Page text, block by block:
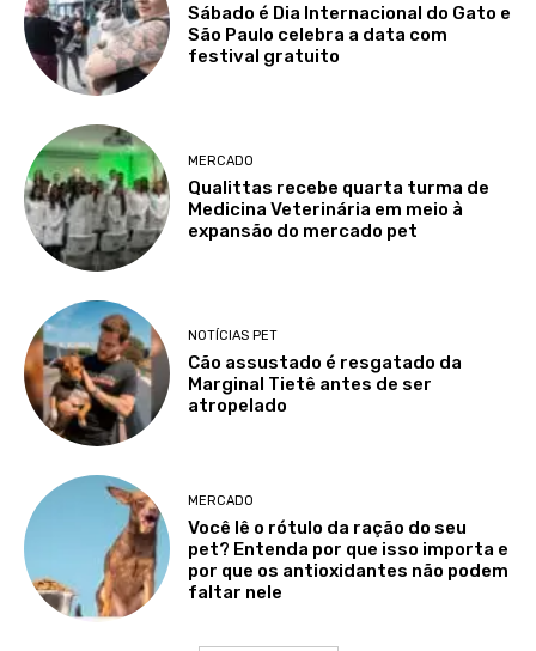
Sábado é Dia Internacional do Gato e
São Paulo celebra a data com
festival gratuito
MERCADO
Qualittas recebe quarta turma de
Medicina Veterinária em meio à
expansão do mercado pet
NOTÍCIAS PET
Cão assustado é resgatado da
Marginal Tietê antes de ser
atropelado
MERCADO
Você lê o rótulo da ração do seu
pet? Entenda por que isso importa e
por que os antioxidantes não podem
faltar nele